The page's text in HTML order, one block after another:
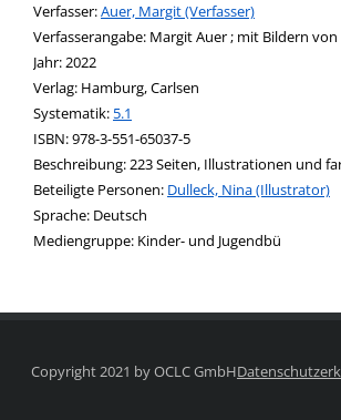
Verfasser:Suche nach diesem Verfasser
Auer, Margit (Verfasser)
Verfasserangabe: Margit Auer ; mit Bildern
Jahr:2022
Verlag: Hamburg, Carlsen
opens in new tab
Diesen Link in neuem Tab öffnen
Systematik: Suche nach dieser Systematik
5.1
Suche nach diesem Interessenskreis
ISBN:978-3-551-65037-5
Beschreibung:223 Seiten, Illustrationen und
Beteiligte Personen: Suche nach dieser
Dulleck, Nina (Illustrator)
Sprache: Deutsch
Mediengruppe: Kinder- und Jugendbü
Copyright 2021 by OCLC GmbH